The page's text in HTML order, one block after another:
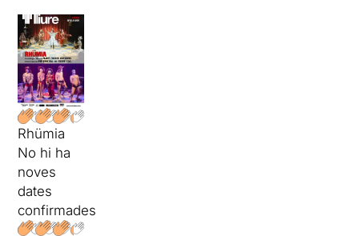
Rhümia
No hi ha
noves
dates
confirmades